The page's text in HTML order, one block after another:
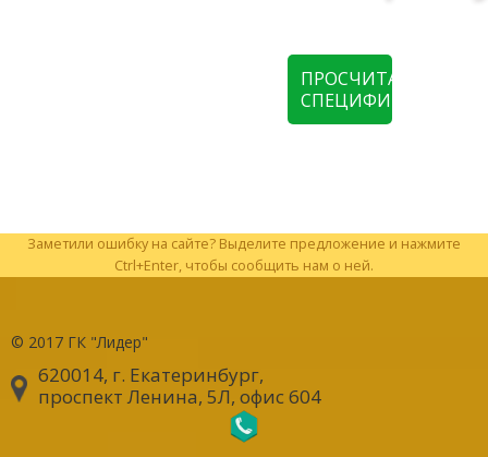
ПРОСЧИТАТЬ
СПЕЦИФИКАЦИЮ
Заметили ошибку на сайте? Выделите предложение и нажмите
Ctrl+Enter, чтобы сообщить нам о ней.
© 2017 ГК "Лидер"
620014, г. Екатеринбург,
проспект Ленина, 5Л, офис 604